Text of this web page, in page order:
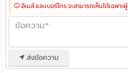
อีเมล์ และเบอร์โทร จะสามารถเห็นได้เฉพา
ส่งข้อความ